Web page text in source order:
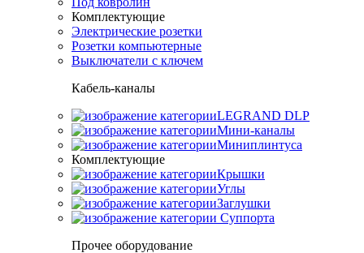
Комплектующие
Электрические розетки
Розетки компьютерные
Выключатели с ключем
Кабель-каналы
LEGRAND DLP
Мини-каналы
Миниплинтуса
Комплектующие
Крышки
Углы
Заглушки
Суппорта
Прочее оборудование